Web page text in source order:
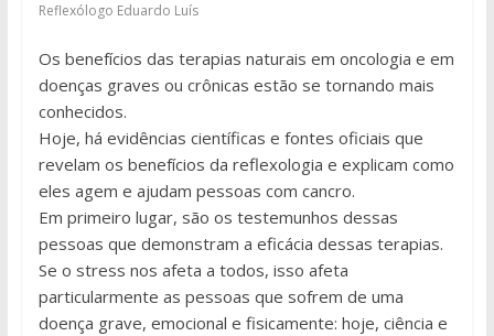
Reflexólogo Eduardo Luís
Os benefícios das terapias naturais em oncologia e em
doenças graves ou crônicas estão se tornando mais
conhecidos.
Hoje, há evidências científicas e fontes oficiais que
revelam os benefícios da reflexologia e explicam como
eles agem e ajudam pessoas com cancro.
Em primeiro lugar, são os testemunhos dessas
pessoas que demonstram a eficácia dessas terapias.
Se o stress nos afeta a todos, isso afeta
particularmente as pessoas que sofrem de uma
doença grave, emocional e fisicamente: hoje, ciência e